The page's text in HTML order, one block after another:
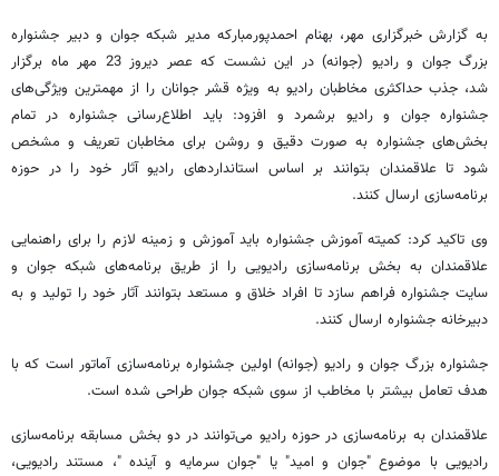
به گزارش خبرگزاری مهر، بهنام احمدپورمبارکه مدیر شبکه جوان و دبیر جشنواره
بزرگ جوان و رادیو (جوانه) در این نشست که عصر دیروز 23 مهر ماه برگزار
شد، جذب حداکثری مخاطبان رادیو به ویژه قشر جوانان را از مهمترین ویژگی‌های
جشنواره جوان و رادیو برشمرد و افزود: باید اطلاع‌رسانی جشنواره در تمام
بخش‌های جشنواره به صورت دقیق و روشن برای مخاطبان تعریف و مشخص
شود تا علاقمندان بتوانند بر اساس استانداردهای رادیو آثار خود را در حوزه
برنامه‌سازی ارسال کنند.
وی تاکید کرد: کمیته آموزش جشنواره باید آموزش و زمینه لازم را برای راهنمایی
علاقمندان به بخش برنامه‌سازی رادیویی را از طریق برنامه‌های شبکه جوان و
سایت جشنواره فراهم سازد تا افراد خلاق و مستعد بتوانند آثار خود را تولید و به
دبیرخانه جشنواره ارسال کنند.
جشنواره بزرگ جوان و رادیو (جوانه) اولین جشنواره برنامه‌سازی آماتور است که با
هدف تعامل بیشتر با مخاطب از سوی شبکه جوان طراحی شده است.
علاقمندان به برنامه‌سازی در حوزه رادیو می‌توانند در دو بخش مسابقه برنامه‌سازی
رادیویی با موضوع "جوان و امید" یا "جوان سرمایه و آینده "، مستند رادیویی،